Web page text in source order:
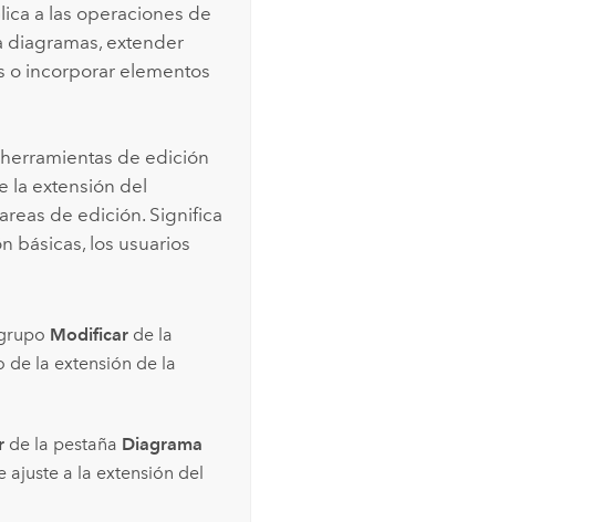
a las operaciones de
diagramas, extender
o incorporar elementos
de edición
la extensión del
de edición. Significa
básicas, los usuarios
Modificarde la
de la extensión de la
de la pestaña Diagrama
ajuste a la extensión del